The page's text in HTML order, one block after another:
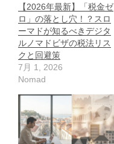
【2026年最新】「税金ゼ
ロ」の落とし穴！？スロ
ーマドが知るべきデジタ
ルノマドビザの税法リス
クと回避策
7月 1, 2026
Nomad